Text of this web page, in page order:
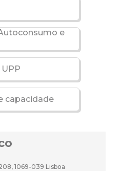
e
capacidade
1069-039 Lisboa